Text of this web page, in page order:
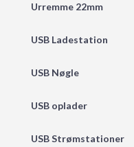
Urremme 22mm
USB Ladestation
USB Nøgle
USB oplader
USB Strømstationer